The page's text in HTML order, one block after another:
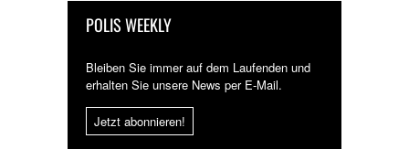
POLIS WEEKLY
Bleiben Sie immer auf dem Laufenden und
erhalten Sie unsere News per E-Mail.
Jetzt abonnieren!